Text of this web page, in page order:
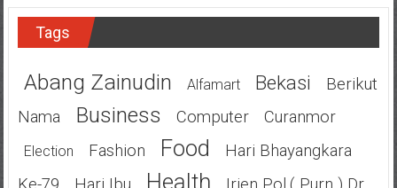
Tags
Abang Zainudin Alfamart Bekasi
Berikut
Nama
Business Computer Curanmor
Election Fashion Food
Hari Bhayangkara
Health